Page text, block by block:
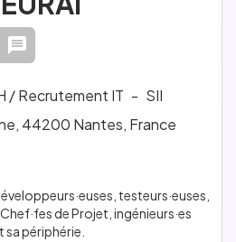
/ Recrutement IT - SII
44200 Nantes, France
testeurs·euses,
de Projet, ingénieurs·es
périphérie.